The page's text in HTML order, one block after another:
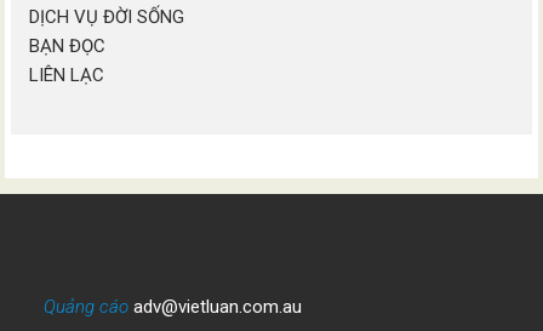
DỊCH VỤ ĐỜI SỐNG
BẠN ĐỌC
LIÊN LẠC
Quảng cáo adv@vietluan.com.au